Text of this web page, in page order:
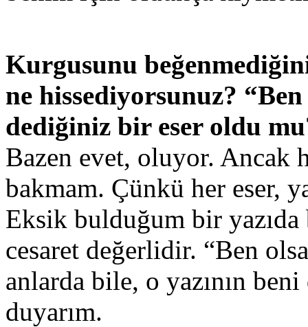
Kurgusunu
ne hissediyorsunuz?
dediğiniz bir eser oldu
Bazen evet, oluyor. Ancak
bakmam. Çünkü her eser,
Eksik bulduğum bir
cesaret değerlidir. “Ben
anlarda bile, o yazının
duyarım.